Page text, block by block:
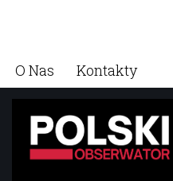
O Nas Kontakty